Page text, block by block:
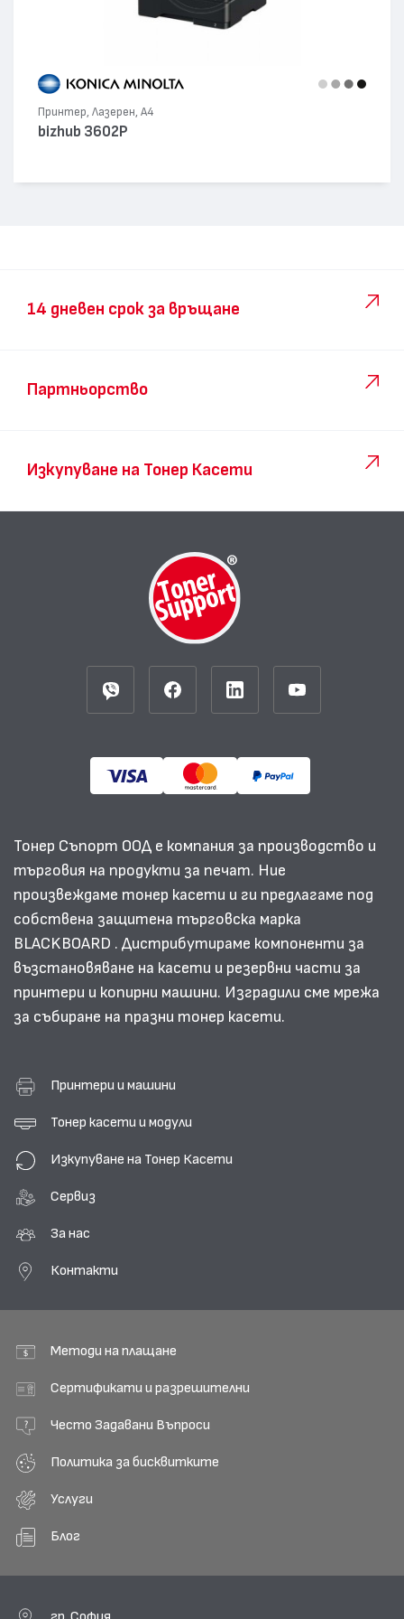
Принтер, Лазерен, А4
bizhub 3602P
14 дневен срок за връщане
Партньорство
Изкупуване на Тонер Касети
Тонер Съпорт ООД е компания за производство и
търговия на продукти за печат. Ние
произвеждаме тонер касети и ги предлагаме под
собствена защитена търговска марка
BLACKBOARD . Дистрибутираме компоненти за
възстановяване на касети и резервни части за
принтери и копирни машини. Изградили сме мрежа
за събиране на празни тонер касети.
Принтери и машини
Тонер касети и модули
Изкупуване на Тонер Касети
Сервиз
За нас
Контакти
Методи на плащане
Сертификати и разрешителни
Често Задавани Въпроси
Политика за бисквитките
Услуги
Блог